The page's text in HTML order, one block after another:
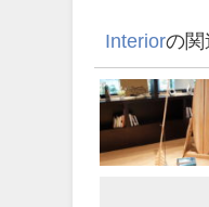
Interiorの関